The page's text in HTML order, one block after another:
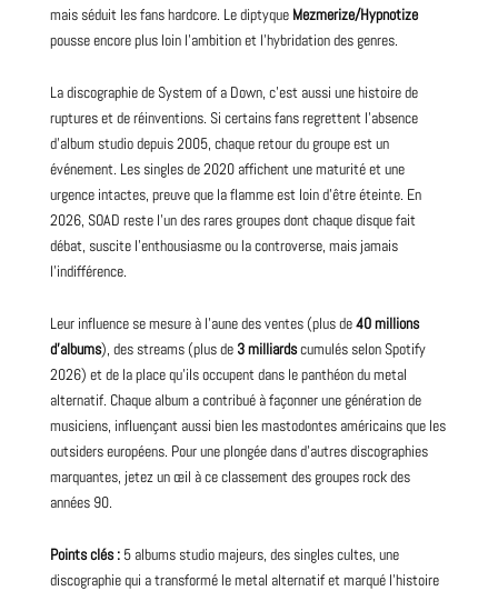
mais séduit les fans hardcore. Le diptyque Mezmerize/Hypnotize
pousse encore plus loin l’ambition et l’hybridation des genres.
La discographie de System of a Down, c’est aussi une histoire de
ruptures et de réinventions. Si certains fans regrettent l’absence
d’album studio depuis 2005, chaque retour du groupe est un
événement. Les singles de 2020 affichent une maturité et une
urgence intactes, preuve que la flamme est loin d’être éteinte. En
2026, SOAD reste l’un des rares groupes dont chaque disque fait
débat, suscite l’enthousiasme ou la controverse, mais jamais
l’indifférence.
Leur influence se mesure à l’aune des ventes (plus de40 millions
d’albums), des streams (plus de 3 milliardscumulés selon Spotify
2026) et de la place qu’ils occupent dans le panthéon du metal
alternatif. Chaque album a contribué à façonner une génération de
musiciens, influençant aussi bien les mastodontes américains que les
outsiders européens. Pour une plongée dans d’autres discographies
marquantes, jetez un œil àce classement des groupes rock des
années 90.
Points clés :5 albums studio majeurs, des singles cultes, une
discographie qui a transformé le metal alternatif et marqué l’histoire